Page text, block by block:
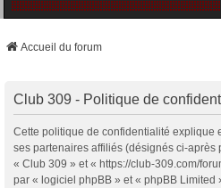
Accueil du forum
Club 309 - Politique de
Cette politique de confidentialité explique
ses partenaires affiliés (désignés ci-après
« Club 309 » et « https://club-309.com/
par « logiciel phpBB » et « phpBB Limited